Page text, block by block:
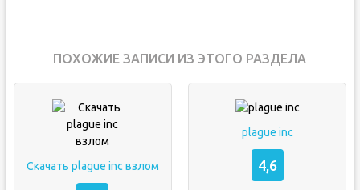
ПОХОЖИЕ ЗАПИСИ ИЗ ЭТОГО РАЗДЕЛА
Скачать plague inc взлом
plague inc
4,6